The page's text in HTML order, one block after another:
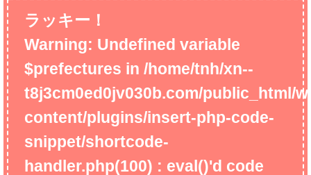
ラッキー！
Warning: Undefined variable
$prefectures in/home/tnh/xn--
t8j3cm0ed0jv030b.com/public_html/
content/plugins/insert-php-code-
snippet/shortcode-
handler.php(100) : eval()'d code